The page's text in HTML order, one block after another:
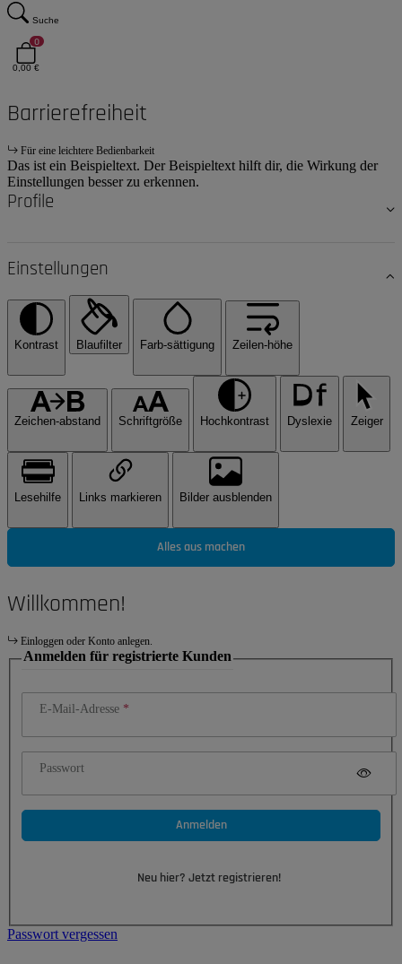
Suche
0
0,00 €
Barrierefreiheit
Für eine leichtere Bedienbarkeit
Das ist ein Beispieltext. Der Beispieltext hilft dir, die Wirkung der
Einstellungen besser zu erkennen.
Profile
Einstellungen
Kontrast Blaufilter Farb-sättigung Zeilen-höhe
Zeichen-abstand Schriftgröße Hochkontrast Dyslexie Zeiger
Lesehilfe Links markieren Bilder ausblenden
Alles aus machen
Willkommen!
Einloggen oder Konto anlegen.
Anmelden für registrierte Kunden
E-Mail-Adresse
Passwort
Anmelden
Neu hier? Jetzt registrieren!
Passwort vergessen